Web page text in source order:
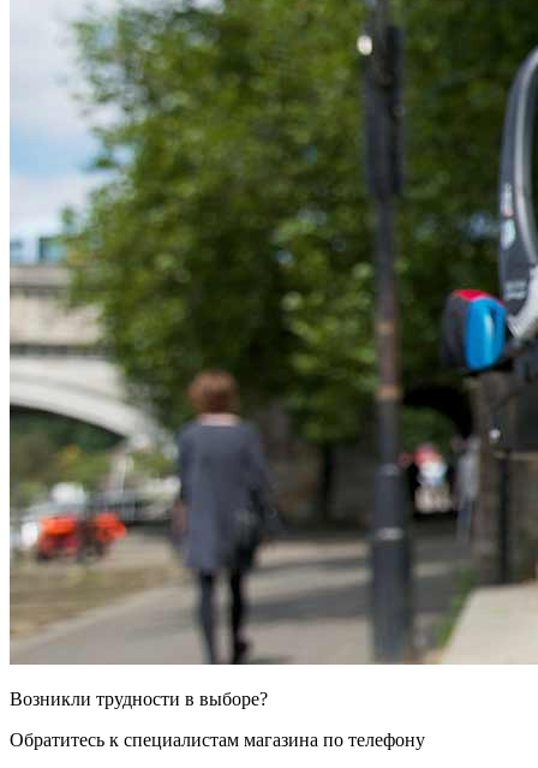
Возникли трудности в выборе?
Обратитесь к специалистам магазина по телефону